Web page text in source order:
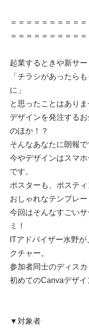
＝＝＝＝＝＝＝＝＝
＝＝＝＝＝＝＝＝＝＝
起業するときや新サー
「チラシがあったら
に」
と思ったことはありま
デザインを発注する
のほか！？
そんなあなたに朗報で
今やデザインはスマ
です。
ポスターも、ポステ
おしゃれなテンプレ
今回はそんなすごい
ミ！
ITアドバイザー水野
クチャー。
参加者同士のディスカ
初めてのCanvaデザイ
▼対象者